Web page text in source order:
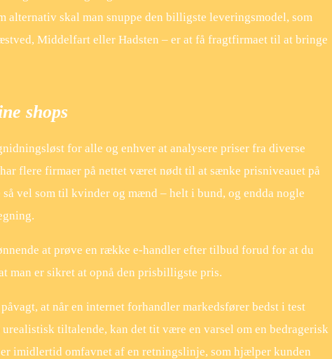
alternativ skal man snuppe den billigste leveringsmodel, som
Middelfart eller Hadsten – er at få fragtfirmaet til at bringe
shops
for alle og enhver at analysere priser fra diverse
flere firmaer på nettet været nødt til at sænke prisniveauet på
vel som til kvinder og mænd – helt i bund, og endda nogle
at prøve en række e-handler efter tilbud forud for at du
man er sikret at opnå den prisbilligste pris.
at når en internet forhandler markedsfører bedst i test
urealistisk tiltalende, kan det tit være en varsel om en bedragerisk
imidlertid omfavnet af en retningslinje, som hjælper kunden